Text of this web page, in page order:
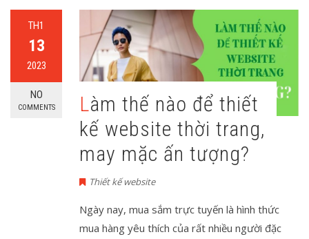
TH1
13
2023
NO
COMMENTS
Làm thế nào để thiết
kế website thời trang,
may mặc ấn tượng?
Thiết kế website
Ngày nay, mua sắm trực tuyến là hình thức
mua hàng yêu thích của rất nhiều người đặc